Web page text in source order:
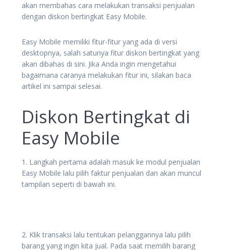
akan membahas cara melakukan transaksi penjualan
dengan diskon bertingkat Easy Mobile.
Easy Mobile memiliki fitur-fitur yang ada di versi
desktopnya, salah satunya fitur diskon bertingkat yang
akan dibahas di sini. Jika Anda ingin mengetahui
bagaimana caranya melakukan fitur ini, silakan baca
artikel ini sampai selesai.
Diskon Bertingkat di
Easy Mobile
1. Langkah pertama adalah masuk ke modul penjualan
Easy Mobile lalu pilih faktur penjualan dan akan muncul
tampilan seperti di bawah ini.
2. Klik transaksi lalu tentukan pelanggannya lalu pilih
barang yang ingin kita jual. Pada saat memilih barang